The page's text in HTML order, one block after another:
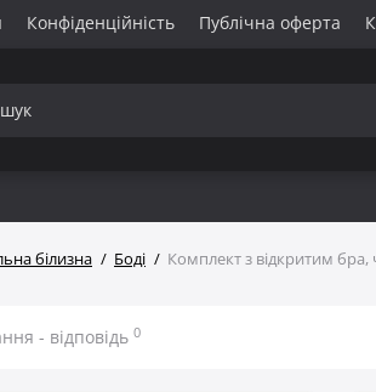
Конфіденційність Публічна оферта
білизна Боді Комплект з відкритим бра,
- відповідь 0